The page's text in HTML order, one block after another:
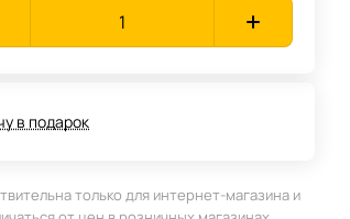
в подарок
только для интернет-магазина и